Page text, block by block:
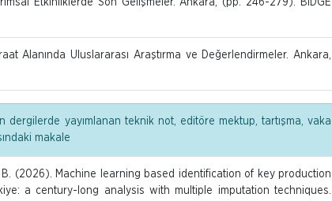
Etkinliklerde Son Gelişmeler. Ankara, (pp. 246-279). BİDGE
Alanında Uluslararası Araştırma ve Değerlendirmeler. Ankara,
dergilerde yayımlanan teknik not, editöre mektup, tartışma, vaka
makale
B. (2026). Machine learning based identification of key production
a century-long analysis with multiple imputation techniques.